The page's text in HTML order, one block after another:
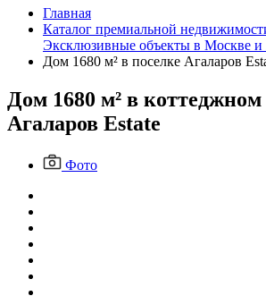
Главная
Каталог премиальной
Эксклюзивные объекты в Москве и
Дом 1680 м² в поселке Агаларов
Дом 1680 м² в коттеджном
Агаларов Estate
Фото